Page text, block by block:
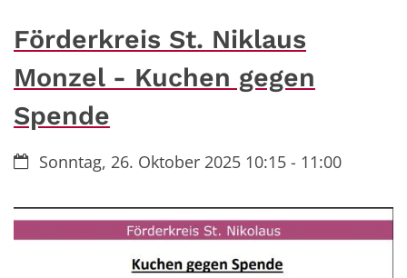
Förderkreis St. Niklaus
Monzel - Kuchen gegen
Spende
Datum:Sonntag, 26. Oktober 2025 10:15 - 11:00